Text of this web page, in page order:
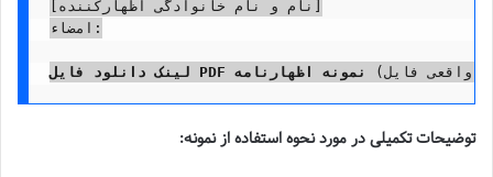
امضاء:
لینک دانلود فایل PDF نمونه اظهارنامه
توضیحات تکمیلی در مورد نحوه استفاده از نمونه: